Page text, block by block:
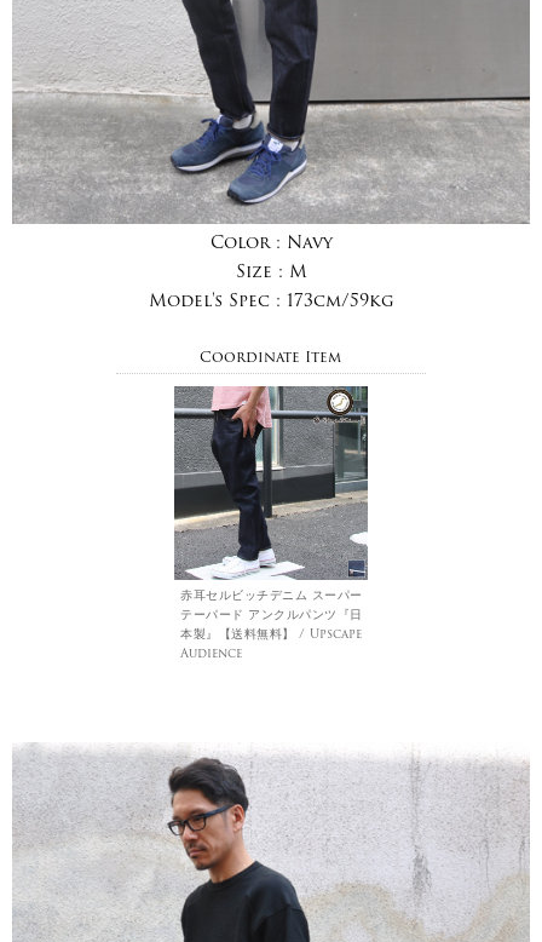
Color : Navy
Size : M
Model's Spec : 173cm/59kg
Coordinate Item
赤耳セルビッチデニム スーパー
テーパード アンクルパンツ『日
本製』【送料無料】 / Upscape
Audience